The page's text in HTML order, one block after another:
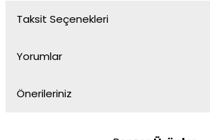
Taksit Seçenekleri
Yorumlar
Önerileriniz